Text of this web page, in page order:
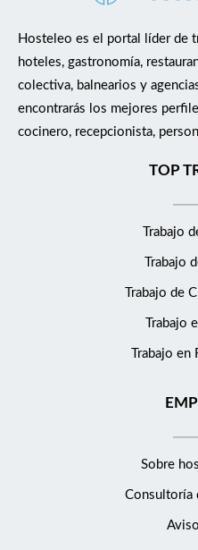
Hosteleo es el portal líder de
hoteles, gastronomía,
colectiva, balnearios y
encontrarás los mejores
cocinero, recepcionista,
TOP
Trabajo
Trabajo
Trabajo de
Trabajo
Trabajo en
Sobre
Consultoría